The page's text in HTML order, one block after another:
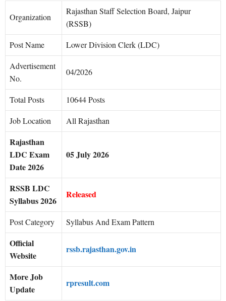
Organization
Rajasthan Staff Selection Board, Jaipur
(RSSB)
Post Name
Lower Division Clerk (LDC)
Advertisement
No.
04/2026
Total Posts
10644 Posts
Job Location
All Rajasthan
Rajasthan
LDC Exam
Date 2026
05 July 2026
RSSB LDC
Syllabus 2026
Released
Post Category Syllabus And Exam Pattern
Official
Website
rssb.rajasthan.gov.in
More Job
Update
rpresult.com